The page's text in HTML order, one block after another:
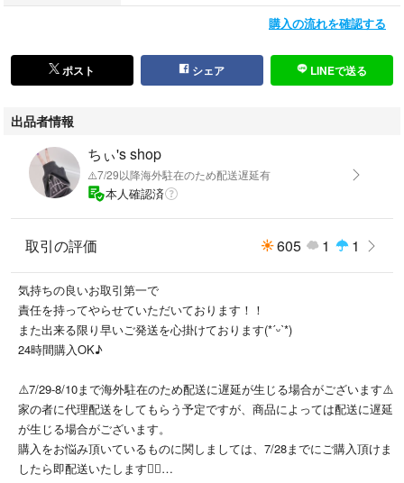
購入の流れを確認する
ポスト シェア LINEで送る
出品者情報
ちぃ's shop
⚠️7/29以降海外駐在のため配送遅延有
本人確認済
取引の評価 605 1 1
気持ちの良いお取引第一で
責任を持ってやらせていただいております！！
また出来る限り早いご発送を心掛けております(*ˊᵕˋ*)
24時間購入OK♪
⚠️7/29-8/10まで海外駐在のため配送に遅延が生じる場合がございます⚠️
家の者に代理配送をしてもらう予定ですが、商品によっては配送に遅延
が生じる場合がございます。
購入をお悩み頂いているものに関しましては、7/28までにご購入頂けま
したら即配送いたします🙇‍♀️